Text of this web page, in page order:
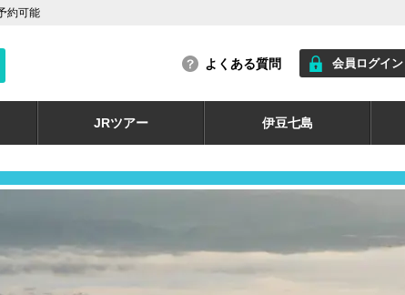
約可能
よくある質問 会員ログイン
JRツアー 伊豆七島